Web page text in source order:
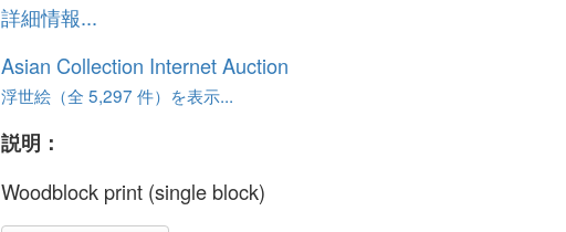
詳細情報...
Asian Collection Internet Auction
浮世絵（全 5,297 件）を表示...
説明：
Woodblock print (single block)